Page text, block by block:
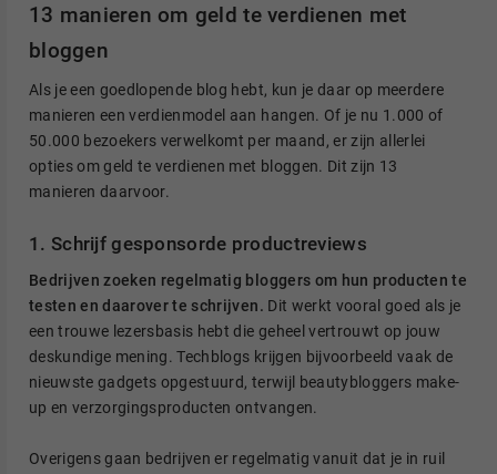
13 manieren om geld te verdienen met
bloggen
Als je een goedlopende blog hebt, kun je daar op meerdere
manieren een verdienmodel aan hangen. Of je nu 1.000 of
50.000 bezoekers verwelkomt per maand, er zijn allerlei
opties om geld te verdienen met bloggen. Dit zijn 13
manieren daarvoor.
1. Schrijf gesponsorde productreviews
Bedrijven zoeken regelmatig bloggers om hun producten te
testen en daarover te schrijven. Dit werkt vooral goed als je
een trouwe lezersbasis hebt die geheel vertrouwt op jouw
deskundige mening. Techblogs krijgen bijvoorbeeld vaak de
nieuwste gadgets opgestuurd, terwijl beautybloggers make-
up en verzorgingsproducten ontvangen.
Overigens gaan bedrijven er regelmatig vanuit dat je in ruil